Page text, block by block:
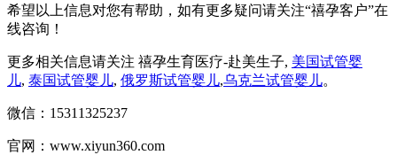
希望以上信息对您有帮助，如有更多疑问请关注“禧孕客户”在
线咨询！
更多相关信息请关注 禧孕生育医疗-赴美生子, 美国试管婴
儿, 泰国试管婴儿, 俄罗斯试管婴儿,乌克兰试管婴儿。
微信：15311325237
官网：www.xiyun360.com